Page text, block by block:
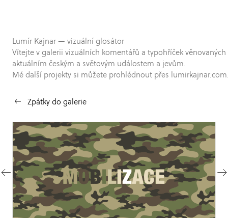
Lumír Kajnar — vizuální glosátor
Vítejte v galerii vizuálních komentářů a typohříček věnovaných
aktuálním českým a světovým událostem a jevům.
Mé další projekty si můžete prohlédnout přes
Zpátky do galerie